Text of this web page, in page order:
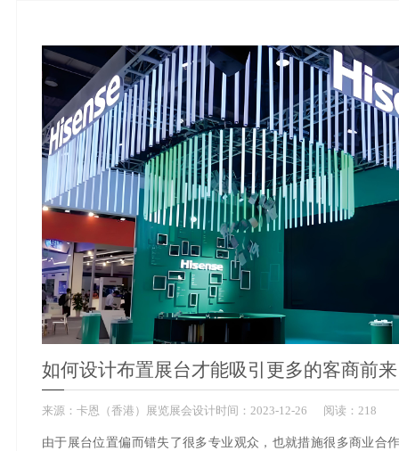
如何设计布置展台才能吸引更多的客商前
来源： 卡恩（香港）展览展会设计时间： 2023-12-26 阅读：218
由于展台位置偏而错失了很多专业观众，也就措施很多商业合